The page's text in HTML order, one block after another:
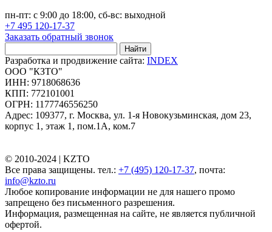
пн-пт: с 9:00 до 18:00, сб-вс: выходной
+7 495 120-17-37
Заказать обратный звонок
Найти
Разработка и продвижение сайта: INDEX
ООО "КЗТО"
ИНН: 9718068636
КПП: 772101001
ОГРН: 1177746556250
Адрес: 109377, г. Москва, ул. 1-я Новокузьминская, дом 23,
корпус 1, этаж 1, пом.1А, ком.7
© 2010-2024 | KZTO
Все права защищены. тел.: +7 (495) 120-17-37, почта:
info@kzto.ru
Любое копирование информации не для нашего промо
запрещено без письменного разрешения.
Информация, размещенная на сайте, не является публичной
офертой.